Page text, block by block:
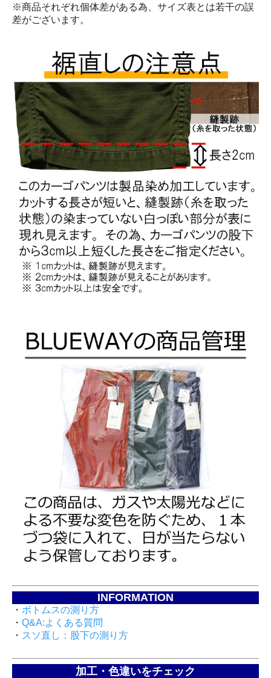
※商品それぞれ個体差がある為、サイズ表とは若干の誤
差がございます。
INFORMATION
・ ボトムスの測り方
・ Q&A:よくある質問
・ スソ直し：股下の測り方
加工・色違いをチェック